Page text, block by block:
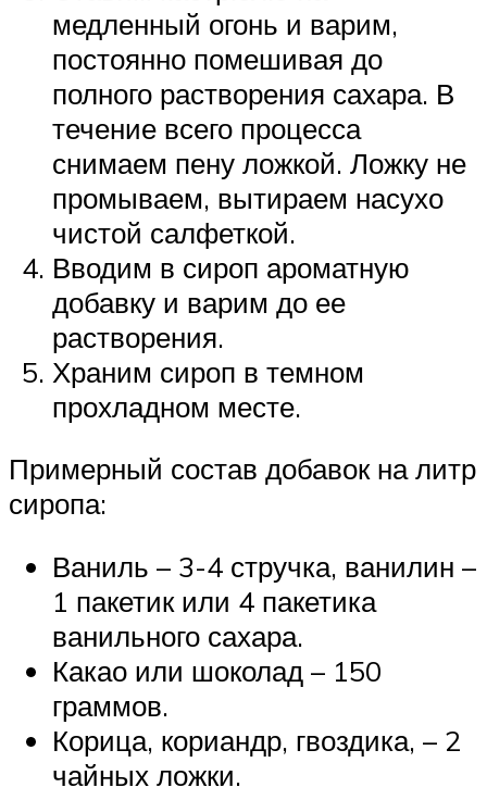
медленный огонь и варим,
постоянно помешивая до
полного растворения сахара. В
течение всего процесса
снимаем пену ложкой. Ложку не
промываем, вытираем насухо
чистой салфеткой.
Вводим в сироп ароматную
добавку и варим до ее
растворения.
Храним сироп в темном
прохладном месте.
Примерный состав добавок на литр
сиропа:
Ваниль – 3-4 стручка, ванилин –
1 пакетик или 4 пакетика
ванильного сахара.
Какао или шоколад – 150
граммов.
Корица, кориандр, гвоздика, – 2
чайных ложки.